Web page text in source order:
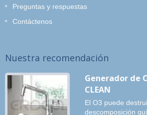
Preguntas y respuestas
Contáctenos
Nuestra recomendación
Generador de
CLEAN
El O3 puede
descomposición